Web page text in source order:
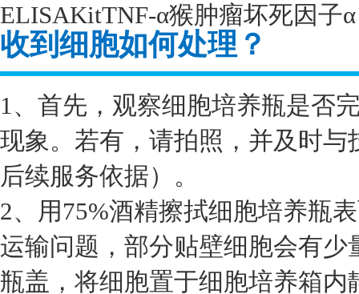
ELISAKitTNF-α猴肿瘤坏死因子α
收到细胞如何处理？
1、首先，观察细胞培养瓶是否
现象。若有，请拍照，并及时
后续服务依据）。
2、用75%酒精擦拭细胞培养瓶
运输问题，部分贴壁细胞会有
瓶盖，将细胞置于细胞培养箱